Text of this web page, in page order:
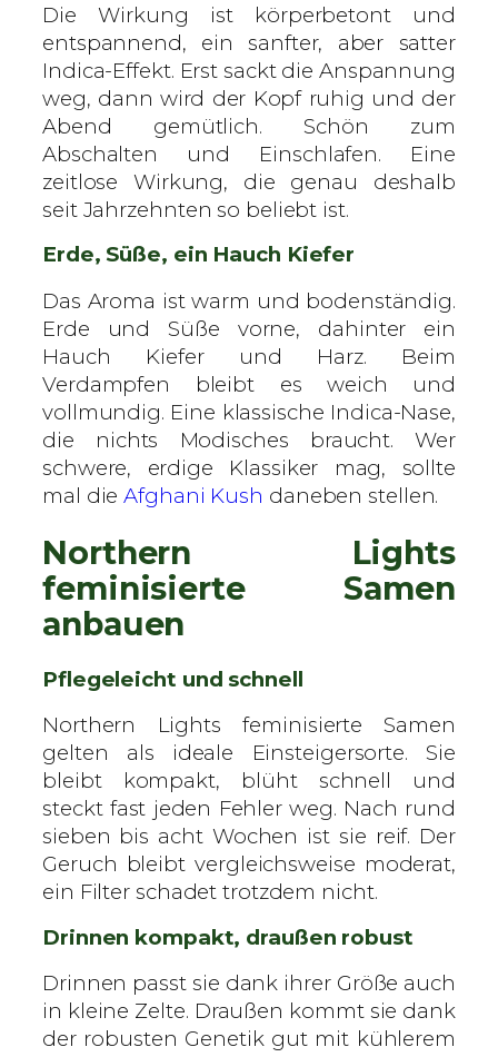
Die Wirkung ist körperbetont und
entspannend, ein sanfter, aber satter
Indica-Effekt. Erst sackt die Anspannung
weg, dann wird der Kopf ruhig und der
Abend gemütlich. Schön zum
Abschalten und Einschlafen. Eine
zeitlose Wirkung, die genau deshalb
seit Jahrzehnten so beliebt ist.
Erde, Süße, ein Hauch Kiefer
Das Aroma ist warm und bodenständig.
Erde und Süße vorne, dahinter ein
Hauch Kiefer und Harz. Beim
Verdampfen bleibt es weich und
vollmundig. Eine klassische Indica-Nase,
die nichts Modisches braucht. Wer
schwere, erdige Klassiker mag, sollte
mal dieAfghani Kush daneben stellen.
Northern Lights
feminisierte Samen
anbauen
Pflegeleicht und schnell
Northern Lights feminisierte Samen
gelten als ideale Einsteigersorte. Sie
bleibt kompakt, blüht schnell und
steckt fast jeden Fehler weg. Nach rund
sieben bis acht Wochen ist sie reif. Der
Geruch bleibt vergleichsweise moderat,
ein Filter schadet trotzdem nicht.
Drinnen kompakt, draußen robust
Drinnen passt sie dank ihrer Größe auch
in kleine Zelte. Draußen kommt sie dank
der robusten Genetik gut mit kühlerem